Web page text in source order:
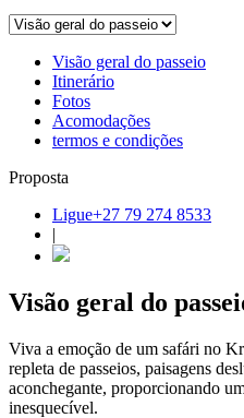
Visão geral do passeio
Itinerário
Fotos
Acomodações
termos e condições
Proposta
Ligue+27 79 274 8533
|
Visão geral do
Viva a emoção de um safári no
repleta de passeios, paisagens
aconchegante, proporcionando
inesquecível.